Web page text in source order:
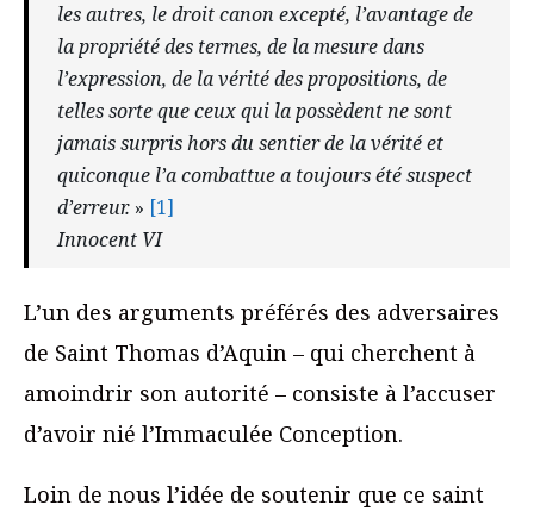
les autres, le droit canon excepté, l’avantage de
la propriété des termes, de la mesure dans
l’expression, de la vérité des propositions, de
telles sorte que ceux qui la possèdent ne sont
jamais surpris hors du sentier de la vérité et
quiconque l’a combattue a toujours été suspect
d’erreur. » [1]
Innocent VI
L’un des arguments préférés des adversaires
de Saint Thomas d’Aquin – qui cherchent à
amoindrir son autorité – consiste à l’accuser
d’avoir nié l’Immaculée Conception.
Loin de nous l’idée de soutenir que ce saint